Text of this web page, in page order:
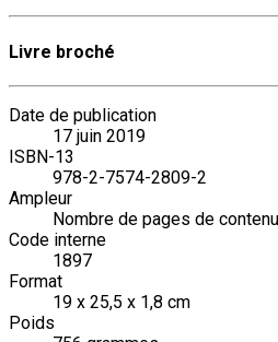
Livre broché
Date de publication
17 juin 2019
ISBN-13
978-2-7574-2809-2
Ampleur
Nombre de pages de
Code interne
1897
Format
19 x 25,5 x 1,8 cm
Poids